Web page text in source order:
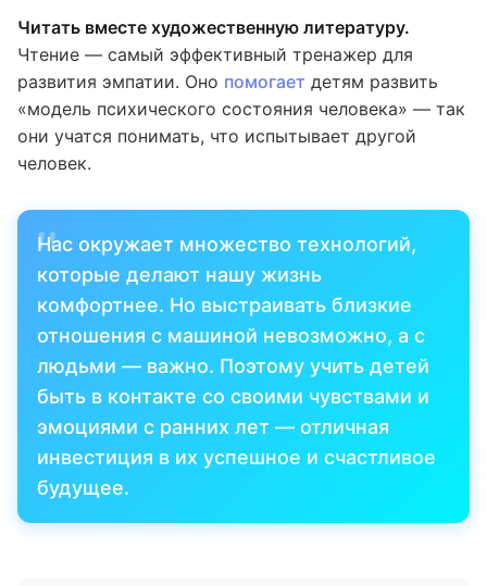
Читать вместе художественную литературу.
Чтение — самый эффективный тренажер для
развития эмпатии. Оно помогает детям развить
«модель психического состояния человека» — так
они учатся понимать, что испытывает другой
человек.
Нас окружает множество технологий,
которые делают нашу жизнь
комфортнее. Но выстраивать близкие
отношения с машиной невозможно, а с
людьми — важно. Поэтому учить детей
быть в контакте со своими чувствами и
эмоциями с ранних лет — отличная
инвестиция в их успешное и счастливое
будущее.